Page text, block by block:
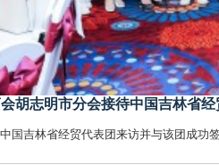
会胡志明市分会接待中国吉林
国吉林省经贸代表团来访并与该团成功